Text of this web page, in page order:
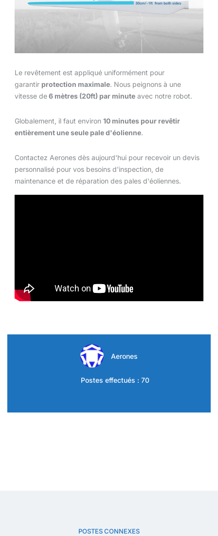
Le revêtement est appliqué uniformément pour
garantir protection maximale. Nous peignons à une
vitesse de6 mètres (20ft) par minute avec notre robot.
Globalement, il faut environ 10 minutes pour revêtir
entièrement une seule pale d'éolienne.
Contactez Aerones dès aujourd'hui pour recevoir un devis
personnalisé pour vos besoins d'inspection, de
maintenance et de réparation des pales d'éoliennes.
Aerones
Postes effectués : 70
POSTES CONNEXES